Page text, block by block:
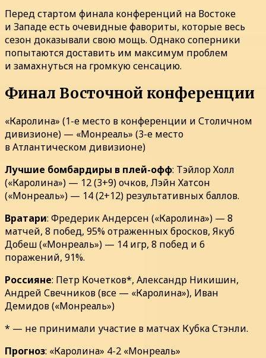
Перед стартом финала конференций на Востоке
и Западе есть очевидные фавориты, которые весь
сезон доказывали свою мощь. Однако соперники
попытаются доставить им максимум проблем
и замахнуться на громкую сенсацию.
Финал Восточной конференции
«Каролина» (1-е место в конференции и Столичном
дивизионе) — «Монреаль» (3-е место
в Атлантическом дивизионе)
Лучшие бомбардиры в плей-офф: Тэйлор Холл
(«Каролина») — 12 (3+9) очков, Лэйн Хатсон
(«Монреаль») — 14 (2+12) результативных баллов.
Вратари: Фредерик Андерсен («Каролина») — 8
матчей, 8 побед, 95% отраженных бросков, Якуб
Добеш («Монреаль») — 14 игр, 8 побед и 6
поражений, 91%.
Россияне: Петр Кочетков*, Александр Никишин,
Андрей Свечников (все — «Каролина»), Иван
Демидов («Монреаль»)
* — не принимали участие в матчах Кубка Стэнли.
Прогноз: «Каролина» 4-2 «Монреаль»